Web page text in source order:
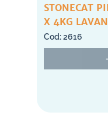
STONECAT PIEDRA
X 4KG
2616